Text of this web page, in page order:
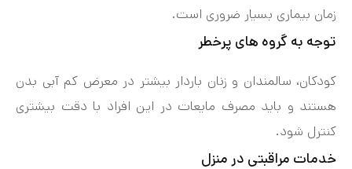
زمان بیماری بسیار ضروری است.
توجه به گروه‌ های پرخطر
کودکان، سالمندان و زنان باردار بیشتر در معرض کم‌ آبی بدن
هستند و باید مصرف مایعات در این افراد با دقت بیشتری
کنترل شود.
خدمات مراقبتی در منزل